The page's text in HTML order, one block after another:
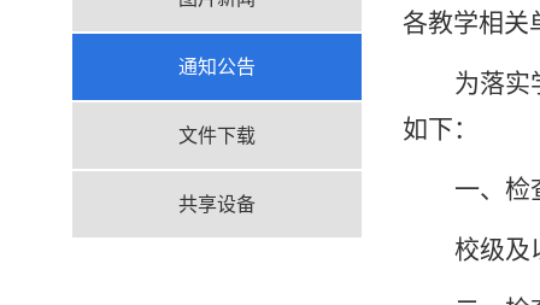
通知公告
文件下载
共享设备
各教学相关
为落实
如下：
一、检
校级及